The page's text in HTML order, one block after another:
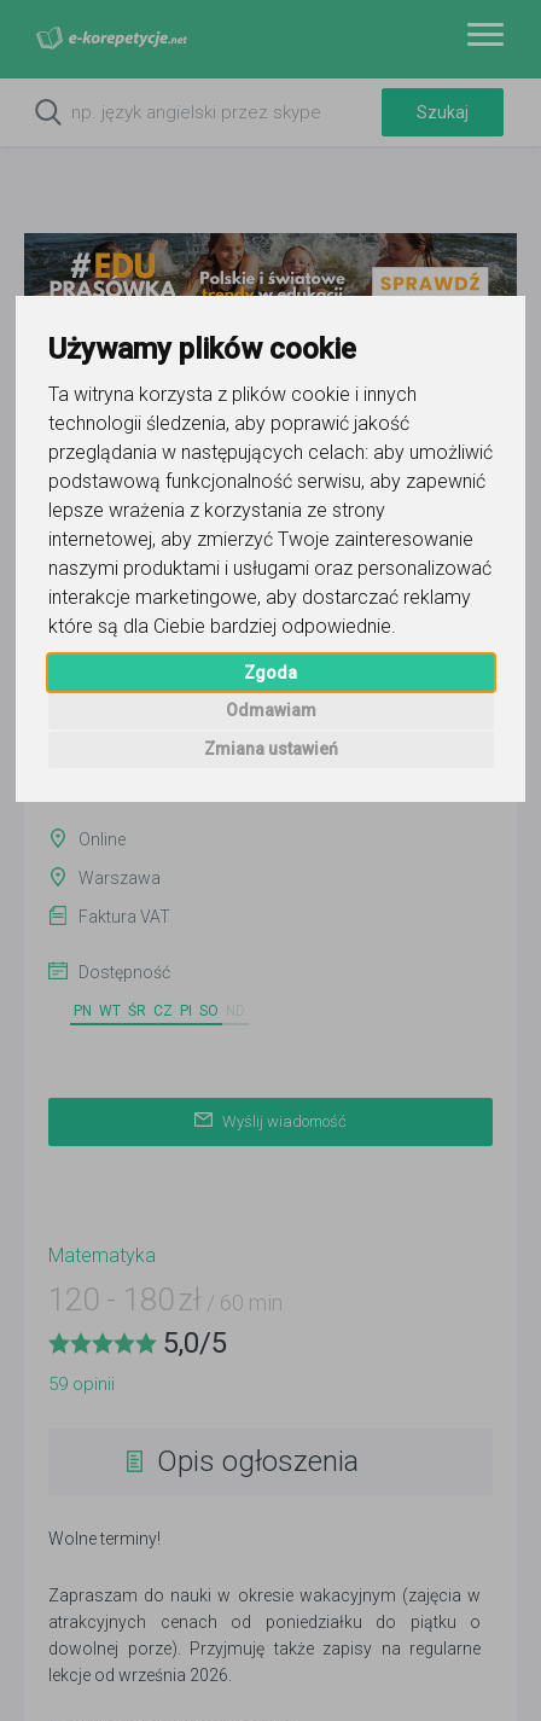
Używamy plików cookie
Ta witryna korzysta z plików cookie i innych
technologii śledzenia, aby poprawić jakość
przeglądania w następujących celach: aby umożliwić
podstawową funkcjonalność serwisu, aby zapewnić
lepsze wrażenia z korzystania ze strony
internetowej, aby zmierzyć Twoje zainteresowanie
naszymi produktami i usługami oraz personalizować
interakcje marketingowe, aby dostarczać reklamy
które są dla Ciebie bardziej odpowiednie.
Zgoda
Odmawiam
Zmiana ustawień
Do ulubionych
Oznacz wystąpienie kontaktu
Rafał Drozd
Wyślij wiadomość
Online
Warszawa
Faktura VAT
Dostępność
PN WT ŚR CZ PI SO
Wyślij wiadomość
Matematyka
120 - 180 zł / 60 min
5,0/5
59 opinii
Opis ogłoszenia
Wolne terminy!
Zapraszam do nauki w okresie wakacyjnym (zajęcia w
atrakcyjnych cenach od poniedziałku do piątku o
dowolnej porze). Przyjmuję także zapisy na regularne
lekcje od września 2026.